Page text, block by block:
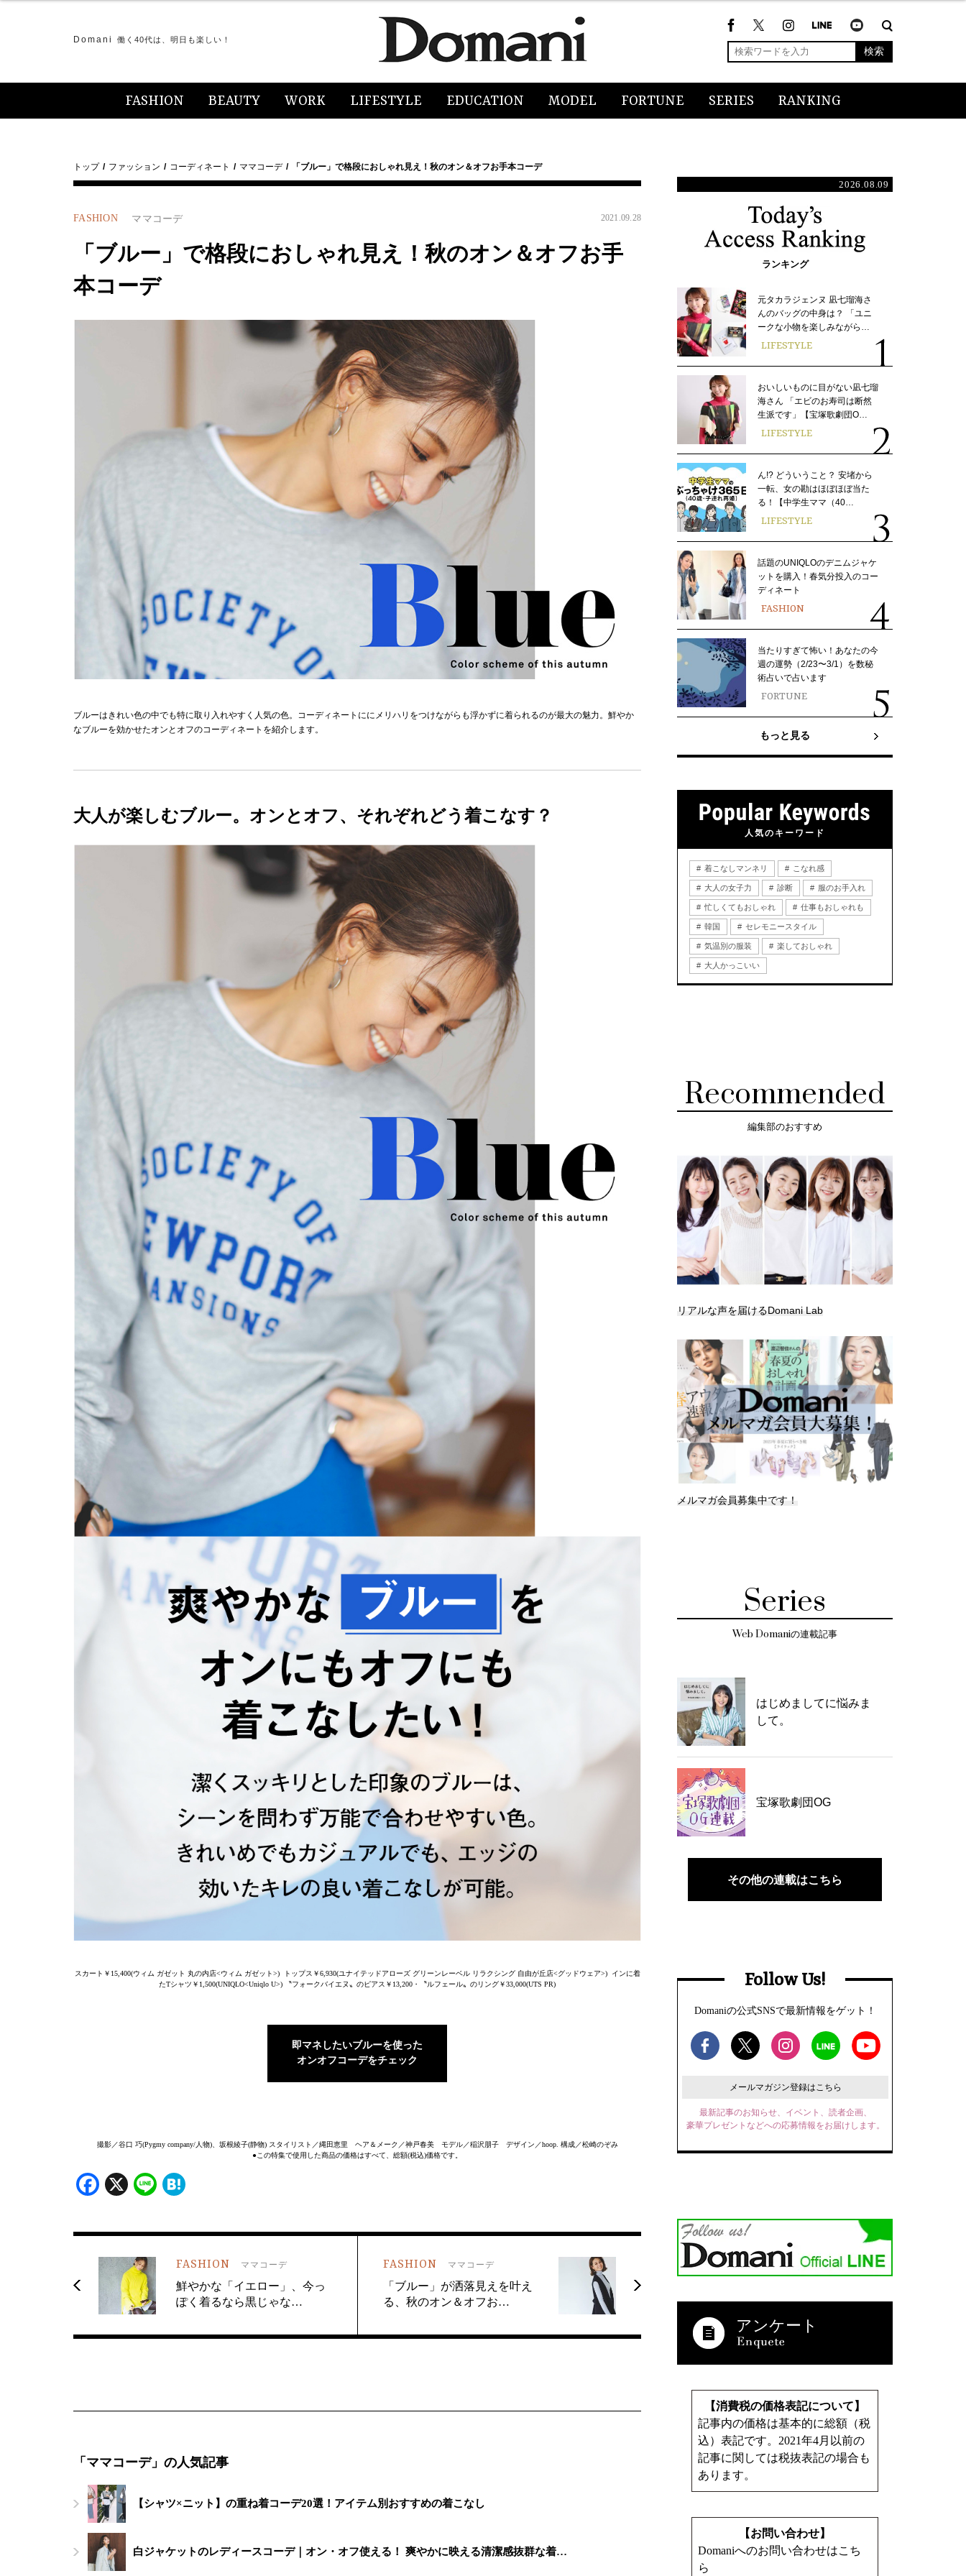
Domani 働く40代は、明日も楽しい！
検索
FASHION BEAUTY WORK LIFESTYLE EDUCATION MODEL FORTUNE SERIES RANKING
トップ ファッション コーディネート ママコーデ 「ブルー」で格段におしゃれ見え！秋のオン＆オフお手本コーデ
FASHION ママコーデ 2021.09.28
「ブルー」で格段におしゃれ見え！秋のオン＆オフお手
本コーデ
ブルーはきれい色の中でも特に取り入れやすく人気の色。コーディネートににメリハリをつけながらも浮かずに着られるのが最大の魅力。鮮やか
なブルーを効かせたオンとオフのコーディネートを紹介します。
大人が楽しむブルー。オンとオフ、それぞれどう着こなす？
スカート￥15,400(ウィム ガゼット 丸の内店<ウィム ガゼット>) トップス￥6,930(ユナイテッドアローズ グリーンレーベル リラクシング 自由が丘店<グッドウェア>) インに着
たTシャツ￥1,500(UNIQLO<Uniqlo U>) 〝フォークバイエヌ〟のピアス￥13,200・〝ルフェール〟のリング￥33,000(UTS PR)
即マネしたいブルーを使った
オンオフコーデをチェック
撮影／谷口 巧(Pygmy company/人物)、坂根綾子(静物) スタイリスト／縄田恵里 ヘア＆メーク／神戸春美 モデル／稲沢朋子 デザイン／hoop. 構成／松崎のぞみ
●この特集で使用した商品の価格はすべて、総額(税込)価格です。
Facebook
X Line
FASHION ママコーデ
鮮やかな「イエロー」、今っ
ぽく着るなら黒じゃな…
FASHION ママコーデ
「ブルー」が洒落見えを叶え
る、秋のオン＆オフお…
「ママコーデ」の人気記事
【シャツ×ニット】の重ね着コーデ20選！アイテム別おすすめの着こなし
白ジャケットのレディースコーデ｜オン・オフ使える！ 爽やかに映える清潔感抜群な着…
2026.08.09
ランキング
元タカラジェンヌ 凪七瑠海さ
んのバッグの中身は？ 「ユニ
ークな小物を楽しみながら…
LIFESTYLE
おいしいものに目がない凪七瑠
海さん 「エビのお寿司は断然
生派です」【宝塚歌劇団O…
LIFESTYLE
ん!? どういうこと？ 安堵から
一転、女の勘はほぼほぼ当た
る！【中学生ママ（40…
LIFESTYLE
話題のUNIQLOのデニムジャケ
ットを購入！春気分投入のコー
ディネート
FASHION
当たりすぎて怖い！あなたの今
週の運勢（2/23〜3/1）を数秘
術占いで占います
FORTUNE
もっと見る
人気のキーワード
着こなしマンネリ こなれ感
大人の女子力 診断 服のお手入れ
忙しくてもおしゃれ 仕事もおしゃれも
韓国 セレモニースタイル
気温別の服装 楽しておしゃれ
大人かっこいい
Recommended
編集部のおすすめ
リアルな声を届けるDomani Lab
メルマガ会員募集中です！
Series
Web Domaniの連載記事
はじめましてに悩みま
して。
宝塚歌劇団OG
その他の連載はこちら
Follow Us!
Domaniの公式SNSで最新情報をゲット！
メールマガジン登録はこちら
最新記事のお知らせ、イベント、読者企画、
豪華プレゼントなどへの応募情報をお届けします。
アンケート
【消費税の価格表記について】
記事内の価格は基本的に総額（税
込）表記です。2021年4月以前の
記事に関しては税抜表記の場合も
あります。
【お問い合わせ】
Domaniへのお問い合わせはこち
ら